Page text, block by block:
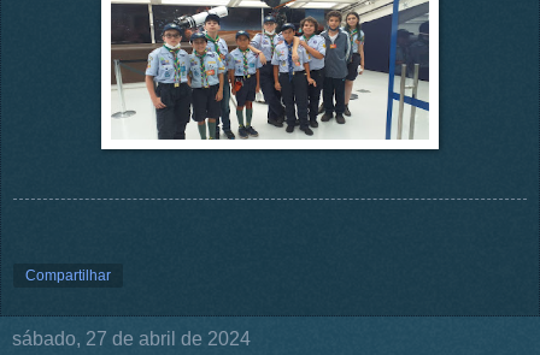
Compartilhar
sábado, 27 de abril de 2024